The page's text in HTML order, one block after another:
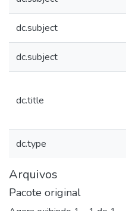
dc.subject
dc.subject
dc.title
dc.type
Arquivos
Pacote original